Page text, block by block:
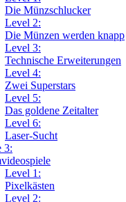
Die Münzschlucker
Level 2:
Die Münzen werden knapp
Level 3:
Technische Erweiterungen
Level 4:
Zwei Superstars
Level 5:
Das goldene Zeitalter
Level 6:
Laser-Sucht
3:
Level 1:
Pixelkästen
Level 2: